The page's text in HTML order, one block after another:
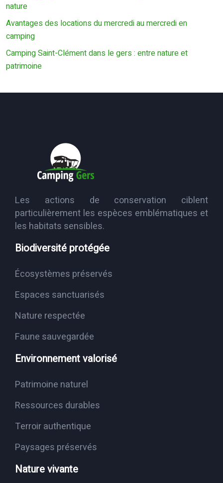
nature
Avantages des locations du mercredi au mercredi en
camping
Camping Saint-Clément dans le gers : entre nature et
patrimoine
Les actions de conservation ciblent
particulièrement les espèces emblématiques et
les habitats sensibles.
Biodiversité protégée
Écosystèmes préservés
Espaces sanctuarisés
Nature respectée
Faune sauvegardée
Environnement valorisé
Patrimoine naturel
Ressources durables
Terroir authentique
Paysages préservés
Nature vivante